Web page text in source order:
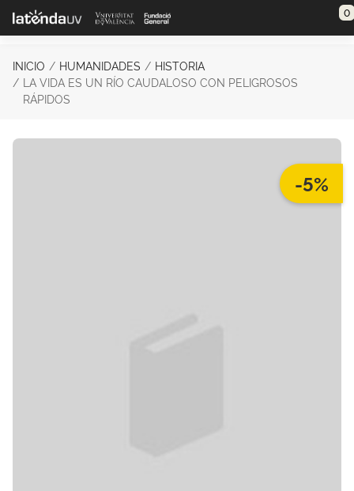
Saltar al contenido principal 0
INICIO HUMANIDADES
HISTORIA
LA VIDA ES UN RÍO CAUDALOSO CON PELIGROSOS
RÁPIDOS
-5%